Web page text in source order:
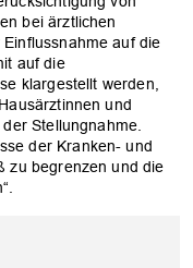
bei ärztlichen
auf die
auf die
klargestellt werden,
und
Stellungnahme.
der Kranken- und
zu begrenzen und die